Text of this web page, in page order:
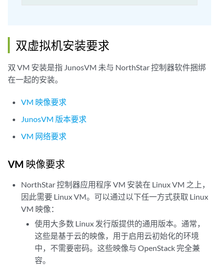
双虚拟机安装要求
双 VM 安装是指 JunosVM 未与 NorthStar 控制器软件捆绑
在一起的安装。
VM 映像要求
JunosVM 版本要求
VM 网络要求
VM 映像要求
NorthStar 控制器应用程序 VM 安装在 Linux VM 之上，
因此需要 Linux VM。可以通过以下任一方式获取 Linux
VM 映像：
使用大多数 Linux 发行版提供的通用版本。通常，
这些是基于云的映像，用于启用云初始化的环境
中，不需要密码。这些映像与 OpenStack 完全兼
容。